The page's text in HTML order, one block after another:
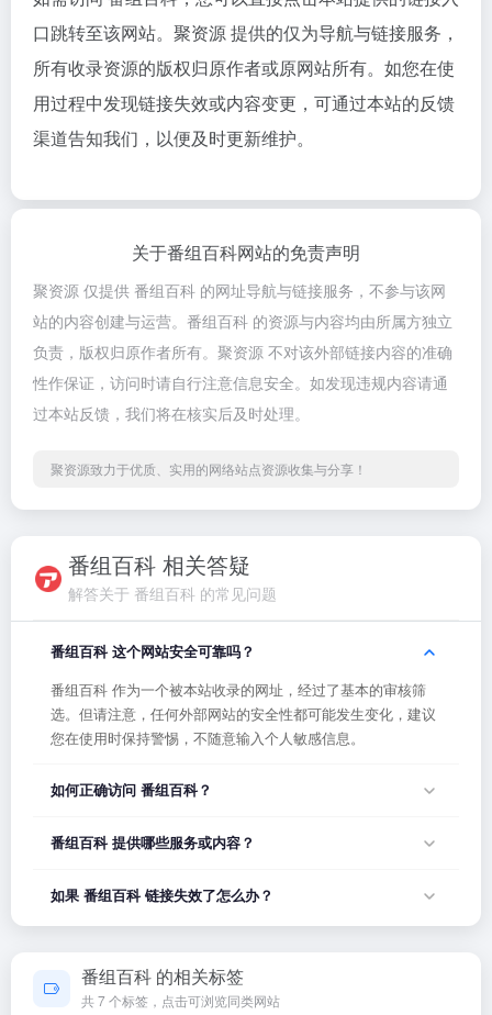
口跳转至该网站。聚资源 提供的仅为导航与链接服务，
所有收录资源的版权归原作者或原网站所有。如您在使
用过程中发现链接失效或内容变更，可通过本站的反馈
渠道告知我们，以便及时更新维护。
关于番组百科网站的免责声明
聚资源 仅提供 番组百科 的网址导航与链接服务，不参与该网
站的内容创建与运营。番组百科 的资源与内容均由所属方独立
负责，版权归原作者所有。聚资源 不对该外部链接内容的准确
性作保证，访问时请自行注意信息安全。如发现违规内容请通
过本站反馈，我们将在核实后及时处理。
聚资源致力于优质、实用的网络站点资源收集与分享！
番组百科 相关答疑
解答关于 番组百科 的常见问题
番组百科 这个网站安全可靠吗？
番组百科 作为一个被本站收录的网址，经过了基本的审核筛
选。但请注意，任何外部网站的安全性都可能发生变化，建议
您在使用时保持警惕，不随意输入个人敏感信息。
如何正确访问 番组百科？
或者在浏览器地址栏输入正确的网址。如果遇到无法访问的情
试。
番组百科 提供哪些服务或内容？
航平台，致力于帮助用户发现和整理优质网站资源，具体网站
的内容与服务由该网站运营方负责。
如果 番组百科 链接失效了怎么办？
如果发现链接无法打开或内容已变更，您可以使用页面上的
确保导航链接的准确性和有效性。
番组百科 的相关标签
共 7 个标签，点击可浏览同类网站